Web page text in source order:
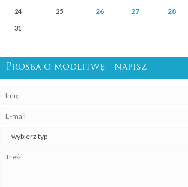
24 25 26 27 28
31
Prośba o modlitwę - napisz